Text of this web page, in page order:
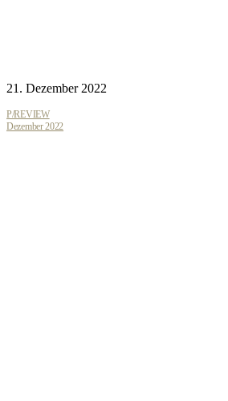
21. Dezember 2022
P/REVIEW
Dezember 2022